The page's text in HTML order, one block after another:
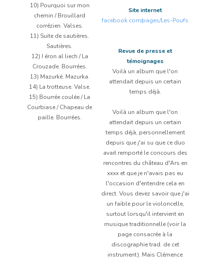
10) Pourquoi sur mon
chemin / Brouillard
corrézien. Valses.
11) Suite de sautières.
Sautières.
12) I éron al liech / La
Crouzade. Bourrées.
13) Mazurké. Mazurka.
14) La trotteuse. Valse.
15) Bourrée coulée / La
Courbiase / Chapeau de
paille. Bourrées.
Site internet
facebook.com/pages/Les-Poufs
Revue de presse et
témoignages
Voilà un album que l'on
attendait depuis un certain
temps déjà.
Voilà un album que l'on
attendait depuis un certain
temps déjà, personnellement
depuis que j'ai su que ce duo
avait remporté le concours des
rencontres du château d'Ars en
xxxx et que je n'avais pas eu
l'occasion d'entendre cela en
direct. Vous devez savoir que j'ai
un faible pour le violoncelle,
surtout lorsqu'il intervient en
musique traditionnelle (voir la
page consacrée à la
discographie trad. de cet
instrument). Mais Clémence